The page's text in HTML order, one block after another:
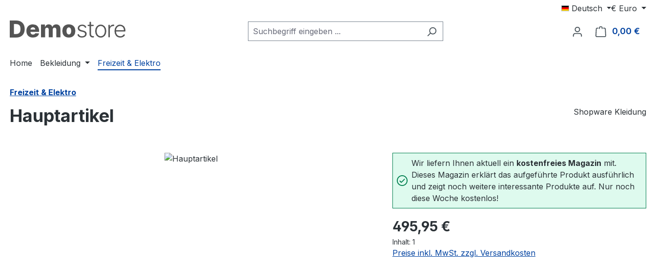
Deutsch € Euro
0,00 €
Home Bekleidung Freizeit & Elektro
Freizeit & Elektro
Hauptartikel Shopware Kleidung
Wir liefern Ihnen aktuell ein kostenfreies Magazin mit.
Dieses Magazin erklärt das aufgeführte Produkt ausführlich
und zeigt noch weitere interessante Produkte auf. Nur noch
diese Woche kostenlos!
Regulärer Preis:
495,95 €
Inhalt: 1
Preise inkl. MwSt. zzgl. Versandkosten